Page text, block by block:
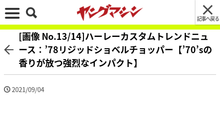
記事へ戻る
[画像 No.13/14]ハーレーカスタムトレンドニュ
ース：’78リジッドショベルチョッパー【’70’sの
香りが放つ強烈なインパクト】
2021/09/04